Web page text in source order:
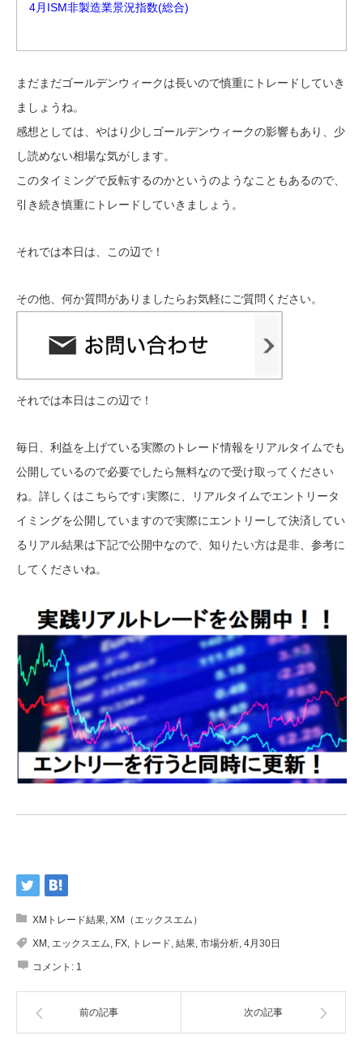
4月ISM非製造業景況指数(総合)
まだまだゴールデンウィークは長いので慎重にトレードしていき
ましょうね。
感想としては、やはり少しゴールデンウィークの影響もあり、少
し読めない相場な気がします。
このタイミングで反転するのかというのようなこともあるので、
引き続き慎重にトレードしていきましょう。
それでは本日は、この辺で！
その他、何か質問がありましたらお気軽にご質問ください。
それでは本日はこの辺で！
毎日、利益を上げている実際のトレード情報をリアルタイムでも
公開しているので必要でしたら無料なので受け取ってください
ね。詳しくはこちらです↓実際に、リアルタイムでエントリータ
イミングを公開していますので実際にエントリーして決済してい
るリアル結果は下記で公開中なので、知りたい方は是非、参考に
してくださいね。
XMトレード結果 XM（エックスエム）
XM エックスエム FX トレード 結果 市場分析 4月30日
コメント: 1
前の記事 次の記事